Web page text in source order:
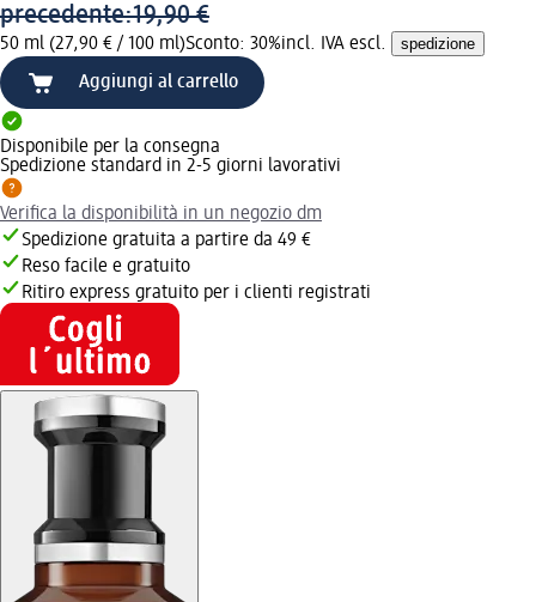
precedente:19,90 €
50 ml (27,90 € / 100 ml)Sconto: 30%incl. IVA escl. spedizione
Aggiungi al carrello
Disponibile per la consegna
Spedizione standard in 2-5 giorni lavorativi
Verifica la disponibilità in un negozio dm
Spedizione gratuita a partire da 49 €
Reso facile e gratuito
Ritiro express gratuito per i clienti registrati